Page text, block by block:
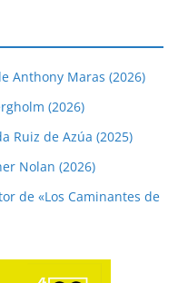
Anthony Maras (2026)
(2026)
Ruiz de Azúa (2025)
Nolan (2026)
de «Los Caminantes de